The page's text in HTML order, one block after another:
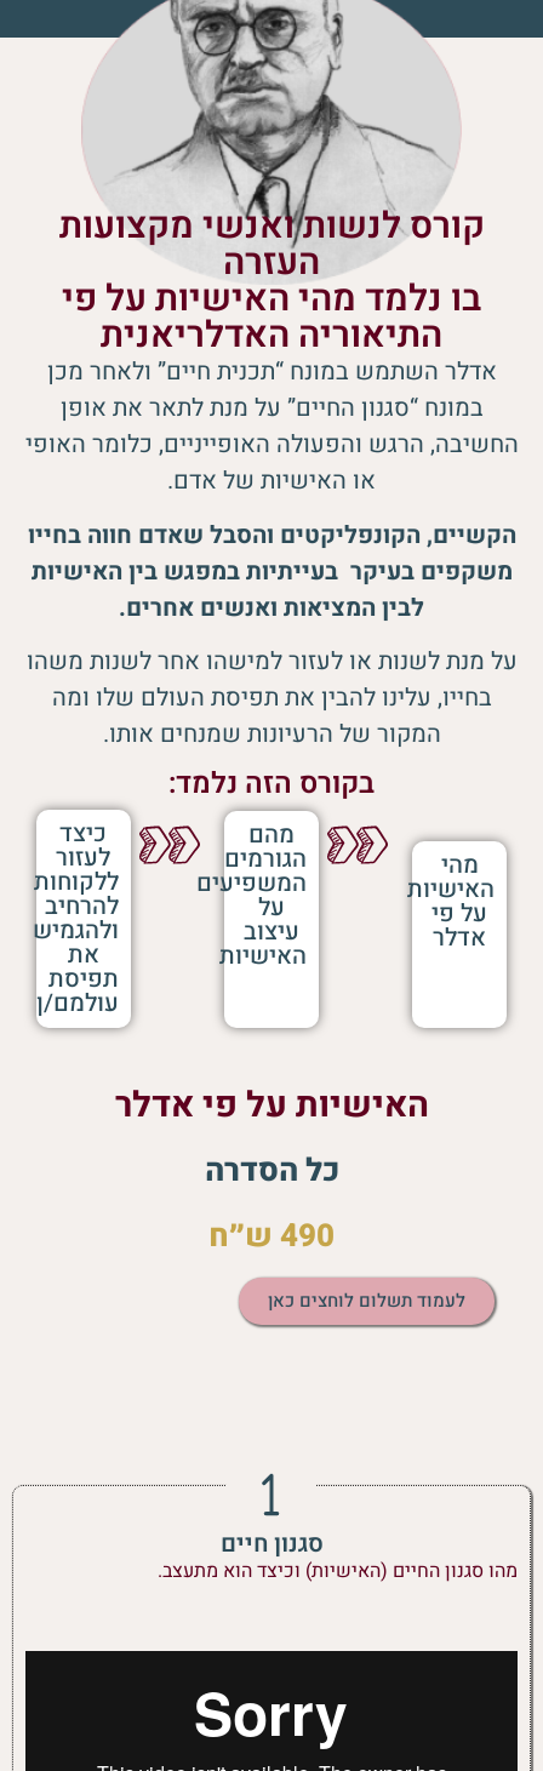
קורס לנשות ואנשי מקצועות
העזרה
בו נלמד מהי האישיות על פי
התיאוריה האדלריאנית
אדלר השתמש במונח “תכנית חיים” ולאחר מכן
במונח “סגנון החיים” על מנת לתאר את אופן
החשיבה, הרגש והפעולה האופייניים, כלומר האופי
או האישיות של אדם.
הקשיים, הקונפליקטים והסבל שאדם חווה בחייו
משקפים בעיקר בעייתיות במפגש בין האישיות
לבין המציאות ואנשים אחרים.
על מנת לשנות או לעזור למישהו אחר לשנות משהו
בחייו, עלינו להבין את תפיסת העולם שלו ומה
המקור של הרעיונות שמנחים אותו.
בקורס הזה נלמד:
מהי
האישיות
על פי
אדלר
מהם
הגורמים
המשפיעים
על
עיצוב
האישיות
כיצד
לעזור
ללקוחות
להרחיב
ולהגמיש
את
תפיסת
עולמם/ן
האישיות על פי אדלר
לעמוד תשלום לוחצים כאן
כל הסדרה
490 ש״ח
סגנון חיים
מהו סגנון החיים (האישיות) וכיצד הוא מתעצב.